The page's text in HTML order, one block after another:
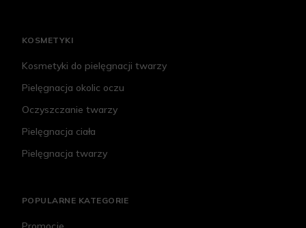
KOSMETYKI
Kosmetyki do pielęgnacji twarzy
Pielęgnacja okolic oczu
Oczyszczanie twarzy
Pielęgnacja ciała
Pielęgnacja twarzy
POPULARNE KATEGORIE